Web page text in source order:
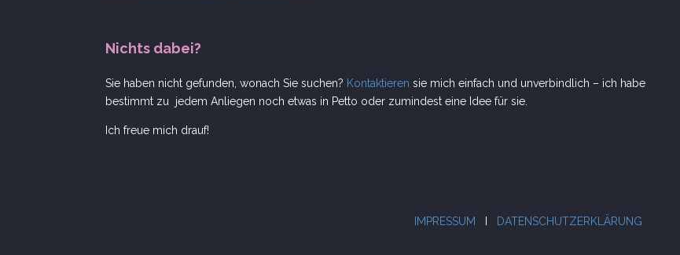
Nichts dabei?
Sie haben nicht gefunden, wonach Sie suchen? Kontaktieren sie mich einfach und unverbindlich – ich habe
bestimmt zu jedem Anliegen noch etwas in Petto oder zumindest eine Idee für sie.
Ich freue mich drauf!
IMPRESSUM DATENSCHUTZERKLÄRUNG